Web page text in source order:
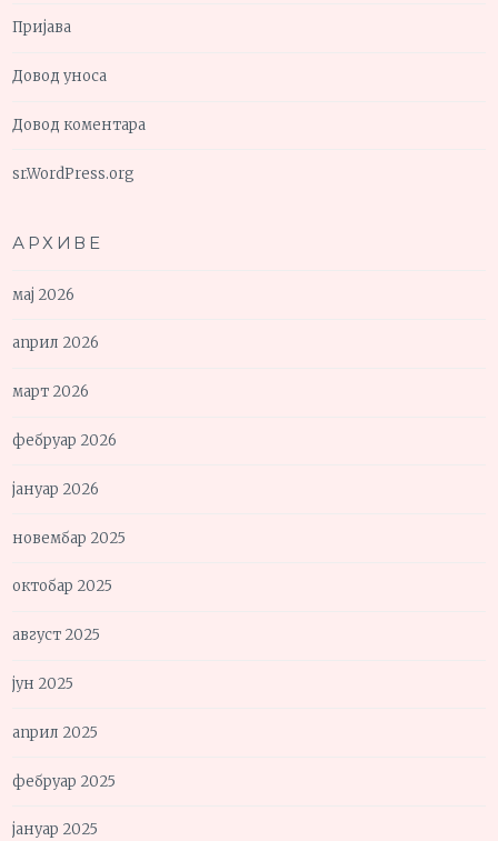
Пријава
Довод уноса
Довод коментара
sr.WordPress.org
АРХИВЕ
мај 2026
април 2026
март 2026
фебруар 2026
јануар 2026
новембар 2025
октобар 2025
август 2025
јун 2025
април 2025
фебруар 2025
јануар 2025